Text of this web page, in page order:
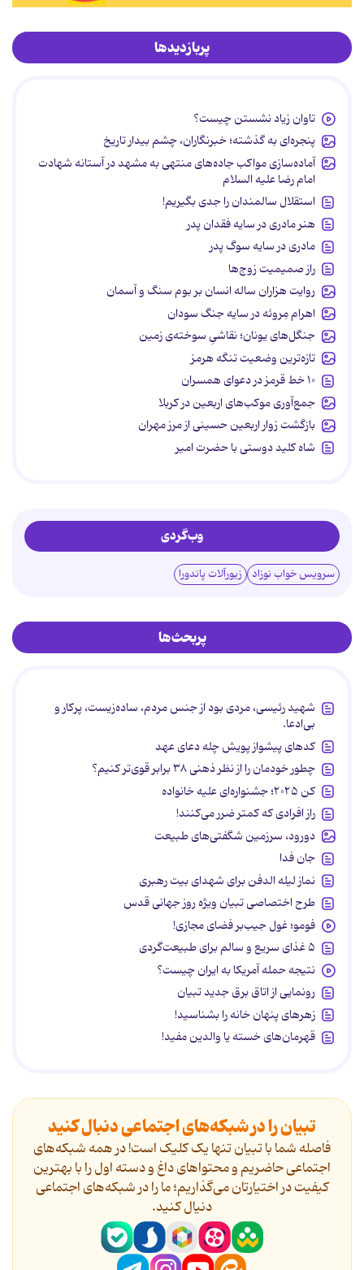
پربازدیدها
تاوان زیاد نشستن چیست؟
پنجره‌ای به گذشته؛ خبرنگاران، چشم بیدار تاریخ
آماده‌سازی مواکب جاده‌های منتهی به مشهد در آستانه شهادت
امام رضا علیه السلام
استقلال سالمندان را جدی بگیریم!
هنر مادری در سایه‌ فقدان پدر
مادری در سایه سوگ پدر
راز صمیمیت زوج‌ها
روایت هزاران ساله انسان بر بوم سنگ و آسمان
اهرام مِروئه در سایه جنگ سودان
جنگل‌های یونان؛ نقاشیِ سوخته‌ی زمین
تازه‌ترین وضعیت تنگه هرمز
۱۰ خط قرمز در دعوای همسران
جمع‌آوری موکب‌های اربعین در کربلا
بازگشت زوار اربعین حسینی از مرز مهران
شاه کلید دوستی با حضرت امیر
وب‌گردی
سرویس خواب نوزاد زیورآلات پاندورا
پربحث‌ها
شهید رئیسی، مردی بود از جنس مردم، ساده‌زیست، پرکار و
بی‌ادعا.
کدهای پیشواز پویش چله دعای عهد
چطور خودمان را از نظر ذهنی ۳۸ برابر قوی‌تر کنیم؟
کن ۲۰۲۵؛ جشنواره‌ای علیه خانواده
راز افرادی که کمتر ضرر می‌کنند!
دورود، سرزمین شگفتی‌های طبیعت
جان فدا
نماز لیله الدفن برای شهدای بیت رهبری
طرح اختصاصی تبیان ویژه روز جهانی قدس
فومو؛ غول جیب‌بر فضای مجازی!
۵ غذای سریع و سالم برای طبیعت‌گردی
نتیجه حمله آمریکا به ایران چیست؟
رونمایی از اتاق برق جدید تبیان
زهرهای پنهان خانه را بشناسید!
قهرمان‌های خسته یا والدین مفید!
تبیان را در شبکه‌های اجتماعی دنبال کنید
فاصله شما با تبیان تنها یک کلیک است! در همه شبکه‌های
اجتماعی حاضریم و محتواهای داغ و دسته اول را با بهترین
کیفیت در اختیارتان می‌گذاریم؛ ما را در شبکه‌های اجتماعی
دنیال کنید.